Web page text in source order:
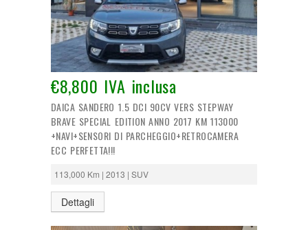
€8,800 IVA inclusa
DAICA SANDERO 1.5 DCI 90CV VERS STEPWAY
BRAVE SPECIAL EDITION ANNO 2017 KM 113000
+NAVI+SENSORI DI PARCHEGGIO+RETROCAMERA
ECC PERFETTA!!!
113,000 Km | 2013 | SUV
Dettagli